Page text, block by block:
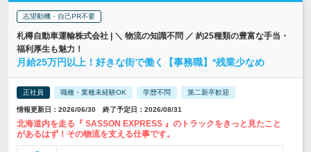
志望動機・自己PR不要
札樽自動車運輸株式会社 | ＼ 物流の知識不問 ／ 約25種類の豊富な手当・
福利厚生も魅力！
月給25万円以上！好きな街で働く【事務職】*残業少なめ
正社員 職種・業種未経験OK 学歴不問 第二新卒歓迎
情報更新日：2026/06/30 終了予定日：2026/08/31
北海道内を走る『 SASSON EXPRESS 』のトラックをきっと見たこと
があるはず！その物流を支える仕事です。